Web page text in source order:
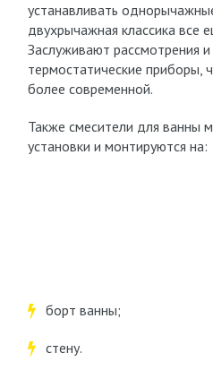
устанавливать
двухрычажная классика все
Заслуживают рассмотрения
термостатические приборы,
более современной.
Также смесители для ванны
установки и монтируются на:
борт ванны;
стену.